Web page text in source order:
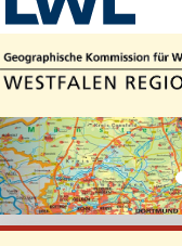
Vorherige